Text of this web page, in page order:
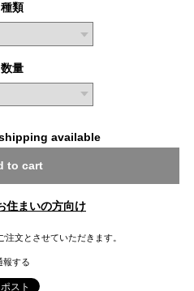
種類
数量
available
to cart
住まいの方向け
文とさせていただきます。
報する